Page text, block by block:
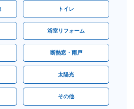
トイレ
浴室リフォーム
断熱窓・雨戸
太陽光
その他